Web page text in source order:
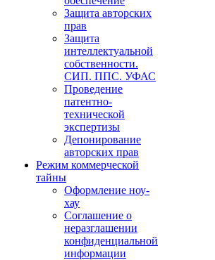
Защита авторских
прав
Защита
интеллектуальной
собственности.
СИП. ППС. УФАС
Проведение
патентно-
технической
экспертизы
Депонирование
авторских прав
Режим коммерческой
тайны
Оформление ноу-
хау
Соглашение о
неразглашении
конфиденциальной
информации